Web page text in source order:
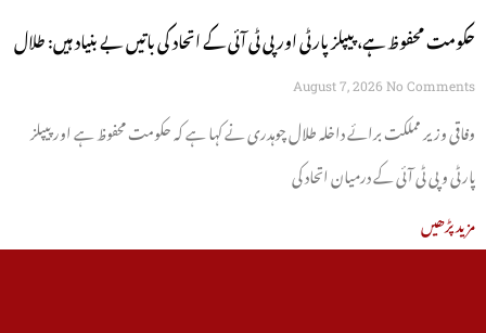
حکومت محفوظ ہے، پیپلز پارٹی اور پی ٹی آئی کے اتحاد کی باتیں بے بنیاد ہیں: طلال
چوہدری
August 7, 2026 No Comments
وفاقی وزیر مملکت برائے داخلہ طلال چوہدری نے کہا ہے کہ حکومت محفوظ ہے اور پیپلز
پارٹی و پی ٹی آئی کے درمیان اتحاد کی
مزید پڑھیں